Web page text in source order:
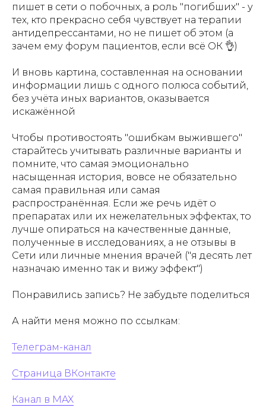
пишет в сети о побочных, а роль "погибших" - у
тех, кто прекрасно себя чувствует на терапии
антидепрессантами, но не пишет об этом (а
зачем ему форум пациентов, если всё ОК 👌)
И вновь картина, составленная на основании
информации лишь с одного полюса событий,
без учёта иных вариантов, оказывается
искажённой
Чтобы противостоять "ошибкам выжившего"
старайтесь учитывать различные варианты и
помните, что самая эмоционально
насыщенная история, вовсе не обязательно
самая правильная или самая
распространённая. Если же речь идёт о
препаратах или их нежелательных эффектах, то
лучше опираться на качественные данные,
полученные в исследованиях, а не отзывы в
Сети или личные мнения врачей ("я десять лет
назначаю именно так и вижу эффект")
Понравились запись? Не забудьте поделиться
А найти меня можно по ссылкам:
Телеграм-канал
Страница ВКонтакте
Канал в MAX